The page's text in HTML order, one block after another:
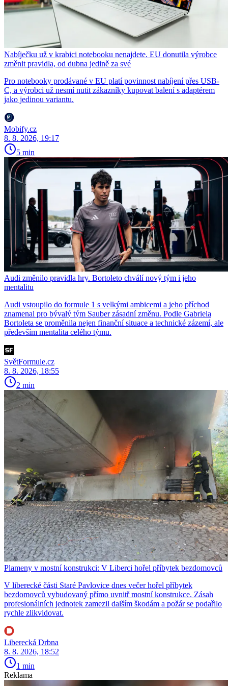
Nabíječku už v krabici notebooku nenajdete. EU donutila výrobce
změnit pravidla, od dubna jedině za své
Pro notebooky prodávané v EU platí povinnost nabíjení přes USB-
C, a výrobci už nesmí nutit zákazníky kupovat balení s adaptérem
jako jedinou variantu.
Mobify.cz
8. 8. 2026, 19:17
5 min
Audi změnilo pravidla hry. Bortoleto chválí nový tým i jeho
mentalitu
Audi vstoupilo do formule 1 s velkými ambicemi a jeho příchod
znamenal pro bývalý tým Sauber zásadní změnu. Podle Gabriela
Bortoleta se proměnila nejen finanční situace a technické zázemí, ale
především mentalita celého týmu.
SvětFormule.cz
8. 8. 2026, 18:55
2 min
Plameny v mostní konstrukci: V Liberci hořel příbytek bezdomovců
V liberecké části Staré Pavlovice dnes večer hořel příbytek
bezdomovců vybudovaný přímo uvnitř mostní konstrukce. Zásah
profesionálních jednotek zamezil dalším škodám a požár se podařilo
rychle zlikvidovat.
Liberecká Drbna
8. 8. 2026, 18:52
1 min
Reklama